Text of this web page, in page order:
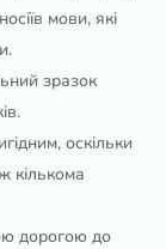
мови, які
зразок
оскільки
кількома
дорогою до